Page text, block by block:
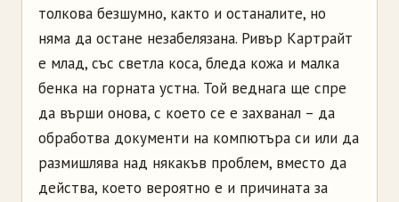
толкова безшумно, както и останалите, но
няма да остане незабелязана. Ривър Картрайт
е млад, със светла коса, бледа кожа и малка
бенка на горната устна. Той веднага ще спре
да върши онова, с което се е захванал – да
обработва документи на компютъра си или да
размишлява над някакъв проблем, вместо да
действа, което вероятно е и причината за